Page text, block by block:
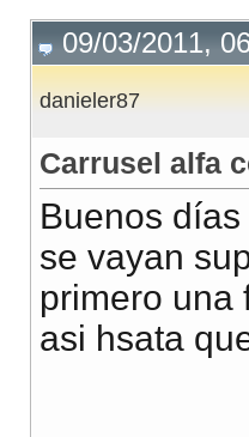
09/03/2011,
danieler87
Carrusel alfa
Buenos
se vayan
primero una
asi hsata